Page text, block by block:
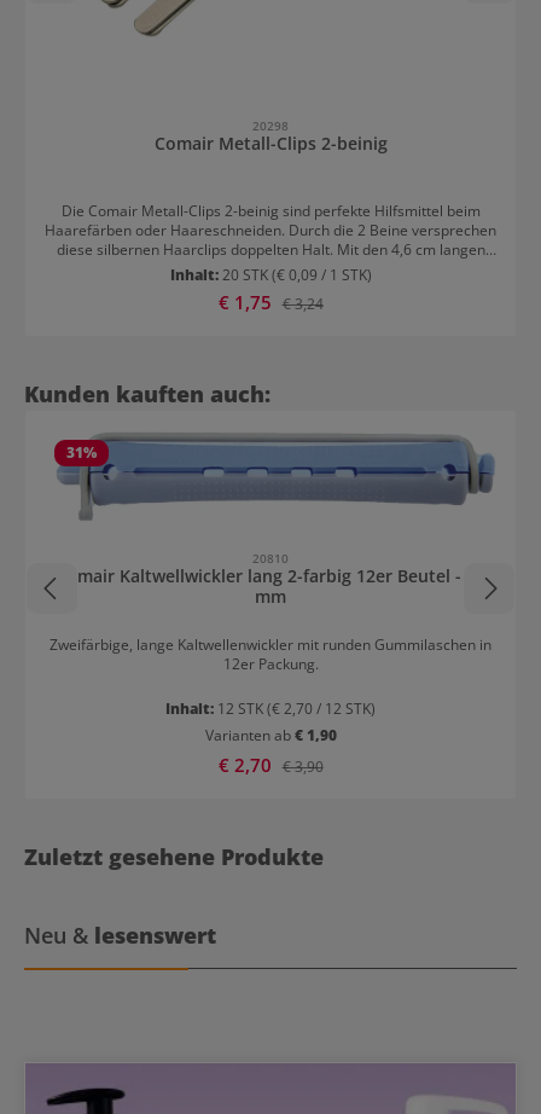
20298
Comair Metall-Clips 2-beinig
Die Comair Metall-Clips 2-beinig sind perfekte Hilfsmittel beim
Haarefärben oder Haareschneiden. Durch die 2 Beine versprechen
diese silbernen Haarclips doppelten Halt. Mit den 4,6 cm langen
Clips können die Haare gut fixiert werden.
Inhalt:20 STK(€ 0,09 / 1 STK)
Verkaufspreis:
€ 1,75 Regulärer Preis:
€ 3,24
Produktgalerie überspringen
Kunden kauften auch:
31%
20810
Comair Kaltwellwickler lang 2-farbig 12er Beutel - 13
mm
Zweifärbige, lange Kaltwellenwickler mit runden Gummilaschen in
12er Packung.
Inhalt: 12 STK(€ 2,70 / 12 STK)
Varianten ab€ 1,90
Verkaufspreis:
€ 2,70 Regulärer Preis:
€ 3,90
Zuletzt gesehene Produkte
Neu & lesenswert